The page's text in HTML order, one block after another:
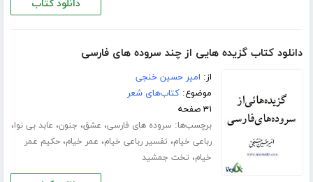
دانلود کتاب
دانلود کتاب گزیده هایی از چند سروده های فارسی
از: امیر حسین خنجی
موضوع:کتاب‌های شعر
۳۱ صفحه
برچسب‌ها: سروده های فارسی، عشق، جنون، عابد بی نوا،
رباعی خیام، تفسیر رباعی خیام، عمر خیام،حکیم عمر
خیام، تخت جمشید